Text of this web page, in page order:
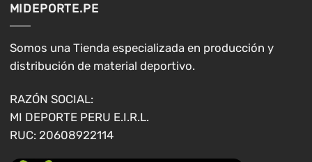
se
pueden
elegir
en
página
de
producto
elegir
en
MIDEPORTE.PE
Somos una Tienda especializada en producción y
distribución de material deportivo.
RAZÓN SOCIAL:
MI DEPORTE PERU E.I.R.L.
RUC: 20608922114